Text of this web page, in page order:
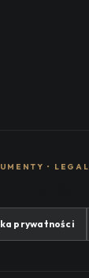
• LEGAL
prywatności